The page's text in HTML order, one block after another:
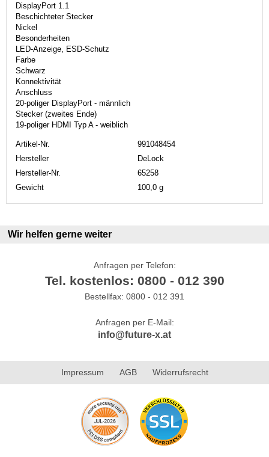
DisplayPort 1.1
Beschichteter Stecker
Nickel
Besonderheiten
LED-Anzeige, ESD-Schutz
Farbe
Schwarz
Konnektivität
Anschluss
20-poliger DisplayPort - männlich
Stecker (zweites Ende)
19-poliger HDMI Typ A - weiblich
Artikel-Nr.
991048454
Hersteller
DeLock
Hersteller-Nr.
65258
Gewicht
100,0 g
Wir helfen gerne weiter
Anfragen per Telefon:
Tel. kostenlos: 0800 - 012 390
Bestellfax: 0800 - 012 391
Anfragen per E-Mail:
info@future-x.at
Impressum AGB Widerrufsrecht